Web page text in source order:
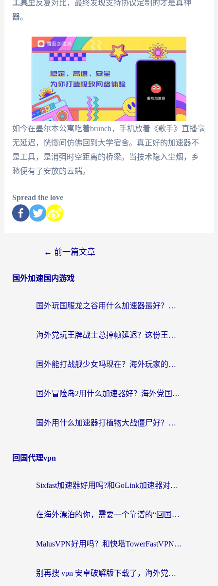
工具里反复对比，最终发现支持协议定制的才是真神
器。
如今在墨尔本公寓吃着brunch，手机放着《歌手》直播毫
无延迟，恍惚间仿佛回到大学宿舍。真正好的加速器不
是工具，是消弭时空距离的桥梁。当技术隐入尘烟，乡
愁便有了安放的云端。
Spread the love
← 前一篇文章
国外加速国内游戏
国外玩国服龙之谷用什么加速器最好？一份给海外游子的终极指南
海外党玩王牌战士总掉帧延迟？这份王牌战士延迟加速器终极指南救你命
国外能打战舰少女吗现在？海外玩家的国服游戏加速终极指南
国外冒险岛2用什么加速器好？海外党国服游戏畅玩全攻略（附鸣潮哈利波特加速技巧）
国外用什么加速器打植物大战僵尸好？海外党国服游戏加速终极指南
回国代理vpn
Sixfast加速器好用吗?和GoLink加速器对比哪个回国效果更好?海外党亲测实用指南
在海外漂泊的你，需要一个靠谱的“回国机场”
MalusVPN好用吗？和快塔TowerFastVPN对比哪个回国效果更好？海外党亲测实用指南
别再搜 vpn 安卓破解版下载了，海外党回国上网的正确姿势在这里